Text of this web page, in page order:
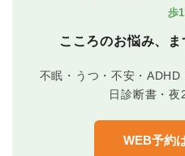
歩
こころのお悩み、
不眠・うつ・不安・
日診断書・夜
WEB予約